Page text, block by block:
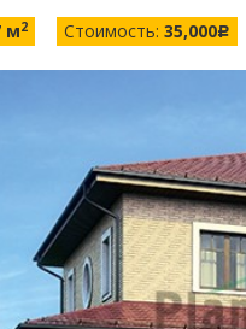
м2 Стоимость: 35,000c